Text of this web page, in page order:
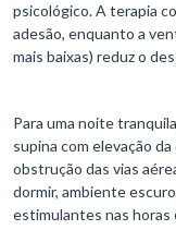
psicológico. A terapia
adesão, enquanto a
mais baixas) reduz o
Para uma noite
supina com elevação
obstrução das vias
dormir, ambiente
estimulantes nas horas